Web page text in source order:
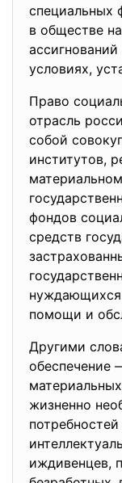
специальных
в обществе
условиях,
Право
отрасль
собой
институтов,
фондов
средств
нуждающихся
помощи и
Другими
обеспечение
жизненно
иждивенцев,